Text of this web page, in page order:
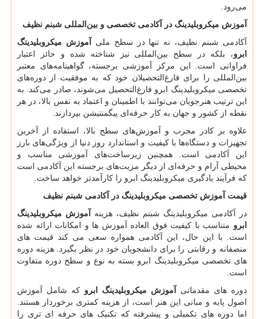
می‌رود.
آموزش میکروبلیدینگ در آکادمی تخصصی و بین‌المللی شبنم نظیف
آکادمی شبنم نظیف، نه تنها در سطح ملی
آموزش میکروبلیدینگ
ابرو، بلکه در سطح بین‌المللی نیز شناخته شده و حائز اعتبار
فراوانی است. این مرکز آموزشی برجسته، گواهینامه‌های معتبر
بین‌المللی را برای فارغ‌التحصیلان خود که به موفقیت از دوره‌های
تخصصی میکروبلیدینگ ابرو فارغ‌التحصیل می‌شوند، صادر می‌کند. به
این ترتیب هنرجویان می‌توانند با اطمینان و اعتماد به نفس بالا، در هر
نقطه از کشور و جهان به کار حرفه‌ای پیگمنتیشن بپردازند.
علاوه بر کادر مجرب و آموزش‌های سطح بالا، استفاده از آخرین
تجهیزات و دستگاه‌ها با کیفیت و استاندارد روز دنیا از ویژگی‌های بارز
این آکادمی است. همچنین زیرساخت‌های آموزشی مناسب و
محیطی آرام و حرفه‌ای از دیگر مزیت‌های برجسته این آکادمی است
که فرآیند یادگیری میکروبلیدینگ ابرو را کارآمدتر خواهد ساخت.
قیمت آموزش تخصصی میکروبلیدینگ در آکادمی شبنم نظیف
در آکادمی میکروبلیدینگ شبنم نظیف، هزینه
آموزش میکروبلیدینگ
ابرو متناسب با کیفیت فوق العاده آموزش ها و امکانات ارائه شده
است. با این حال، این آکادمی همواره سعی می کند قیمت های
منصفانه و رقابتی را برای دانشجویان خود در نظر بگیرد. هزینه دوره
های تخصصی میکروبلیدینگ ابرو بسته به نوع و سطح دوره متفاوت
است.
دوره های مقدماتی
آموزش میکروبلیدینگ ابرو که شامل آموزش
اصول پایه و مبانی این هنر است، از هزینه کمتری برخوردار هستند.
اما دوره های تکمیلی و پیشرفته که تکنیک های حرفه ای تری را